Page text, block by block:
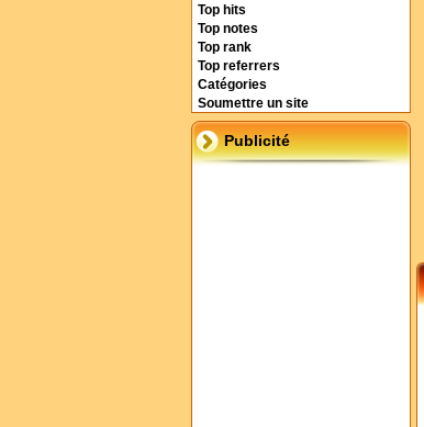
Top hits
Top notes
Top rank
Top referrers
Catégories
Soumettre un site
Publicité